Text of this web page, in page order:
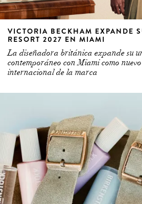
VICTORIA BECKHAM EXPANDE
RESORT 2027 EN MIAMI
La diseñadora británica expande su
contemporáneo con Miami como
internacional de la marca